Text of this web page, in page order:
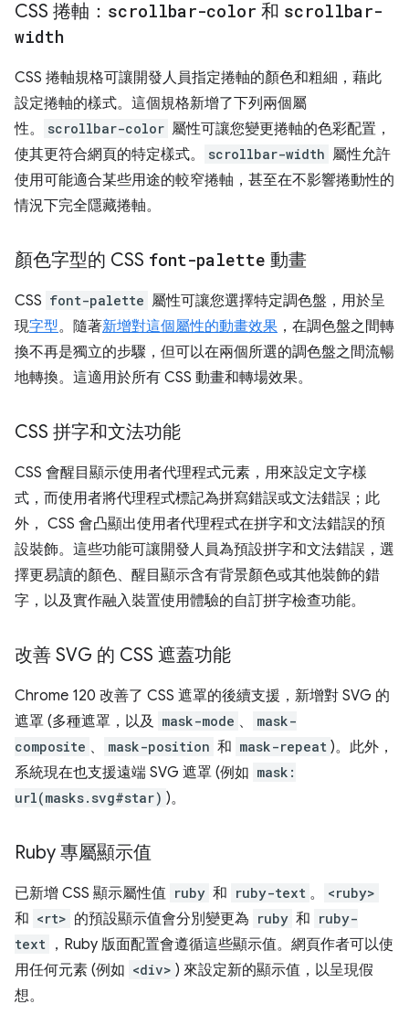
CSS 捲軸： scrollbar-color 和 scrollbar-
width
CSS 捲軸規格可讓開發人員指定捲軸的顏色和粗細，藉此
設定捲軸的樣式。這個規格新增了下列兩個屬
性。
scrollbar-color 屬性可讓您變更捲軸的色彩配置，
使其更符合網頁的特定樣式。
scrollbar-width 屬性允許
使用可能適合某些用途的較窄捲軸，甚至在不影響捲動性的
情況下完全隱藏捲軸。
顏色字型的 CSS font-palette 動畫
CSS font-palette 屬性可讓您選擇特定調色盤，用於呈
現字型。隨著新增對這個屬性的動畫效果 ，在調色盤之間轉
換不再是獨立的步驟，但可以在兩個所選的調色盤之間流暢
地轉換。這適用於所有 CSS 動畫和轉場效果。
CSS 拼字和文法功能
CSS 會醒目顯示使用者代理程式元素，用來設定文字樣
式，而使用者將代理程式標記為拼寫錯誤或文法錯誤；此
外， CSS 會凸顯出使用者代理程式在拼字和文法錯誤的預
設裝飾。這些功能可讓開發人員為預設拼字和文法錯誤，選
擇更易讀的顏色、醒目顯示含有背景顏色或其他裝飾的錯
字，以及實作融入裝置使用體驗的自訂拼字檢查功能。
改善 SVG 的 CSS 遮蓋功能
Chrome 120 改善了 CSS 遮罩的後續支援，新增對 SVG 的
遮罩 (多種遮罩，以及 mask-mode 、
mask-
composite 、 mask-position 和 mask-repeat )。此外，
系統現在也支援遠端 SVG 遮罩 (例如 mask:
url(masks.svg#star) )。
Ruby 專屬顯示值
已新增 CSS 顯示屬性值 ruby 和 ruby-text 。 <ruby>
和 <rt> 的預設顯示值會分別變更為 ruby 和 ruby-
text ，Ruby 版面配置會遵循這些顯示值。網頁作者可以使
用任何元素 (例如 <div> ) 來設定新的顯示值，以呈現假
想。